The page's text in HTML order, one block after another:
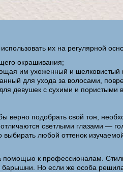
их на регулярной
окрашивания;
им ухоженный и шелковистый
для ухода за волосами,
девушек с сухими и пористыми
верно подобрать свой тон,
отличаются светлыми глазами
любой оттенок
к профессионалам.
барышни. Но если же особа